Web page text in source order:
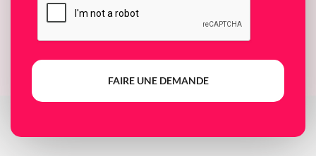
FAIRE UNE DEMANDE